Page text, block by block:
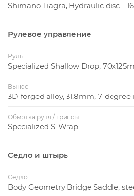
Shimano Tiagra, Hydraulic disc -
Рулевое управление
Руль
Specialized Shallow Drop,
Вынос
3D-forged alloy, 31.8mm, 7-degree
Обмотка руля / грипсы
Specialized S-Wrap
Седло и штырь
Седло
Body Geometry Bridge Saddle,